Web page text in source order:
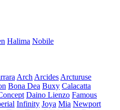
Halima Nobile
Arch Arcides Arcturuse
Bona Dea Buxy Calacatta
Daino Lienzo Famous
Infinity Joya Mia Newport